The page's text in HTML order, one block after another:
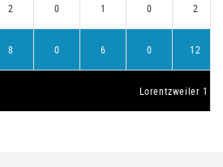
2 0 1 0 2
8 0 6 0 12
Lorentzweiler 1